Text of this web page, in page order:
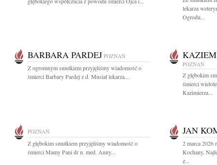
lekarza
Ogrodu...
BARBARA PARDEJ POZNAŃ
Z ogromnym smutkiem przyjęliśmy wiadomość o
śmierci Barbary Pardej z d. Musiał lekarza...
POZNAŃ
Z głębokim
śmierci
Kazimierza...
POZNAŃ
Z głębokim smutkiem przyjęliśmy wiadomość o
śmierci Mamy Pani dr n. med. Anny...
JAN
2 marca 2026
Kochany,
z...